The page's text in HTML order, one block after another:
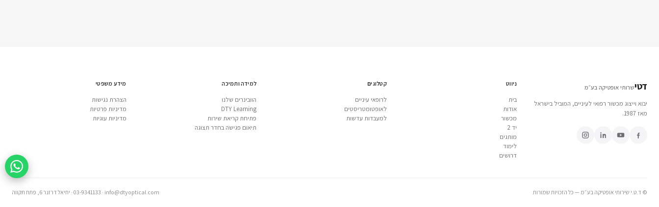
דטישרותי אופטיקה בע״מ
יבוא וייצוג מכשור רפואי לעיניים, המוביל בישראל
מאז 1987.
ניווט
בית
אודות
מכשור
יד 2
מותגים
לימוד
דרושים
קטלוגים
לרופאי עיניים
לאופטומטריסטים
למעבדות עדשות
למידה ותמיכה
הוובינרים שלנו
DTY Learning
פתיחת קריאת שירות
תיאום פגישה בחדר תצוגה
מידע משפטי
הצהרת נגישות
מדיניות פרטיות
מדיניות עוגיות
© ד.ט.י שירותי אופטיקה בע״מ — כל הזכויות שמורות info@dtyoptical.com
·
03-9341133
· יחיאל דרזנר 6, פתח תקווה